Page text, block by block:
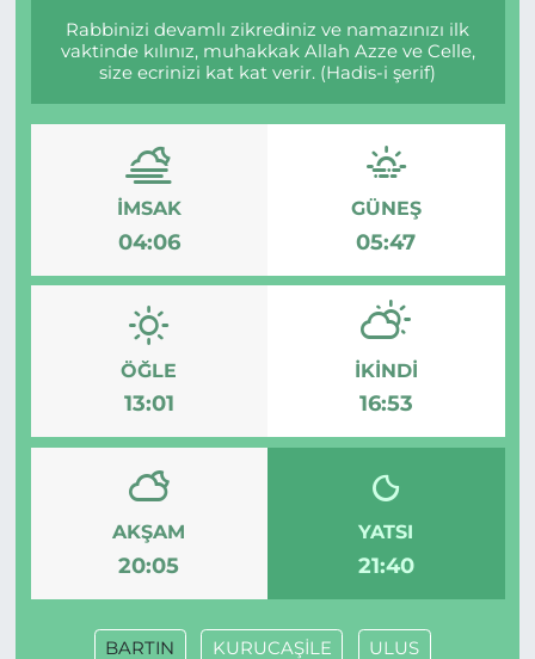
Rabbinizi devamlı zikrediniz ve namazınızı ilk
vaktinde kılınız, muhakkak Allah Azze ve Celle,
size ecrinizi kat kat verir. (Hadis-i şerif)
İMSAK
04:06
GÜNEŞ
05:47
ÖĞLE
13:01
İKINDI
16:53
AKŞAM
20:05
YATSI
21:40
BARTIN KURUCAŞİLE ULUS